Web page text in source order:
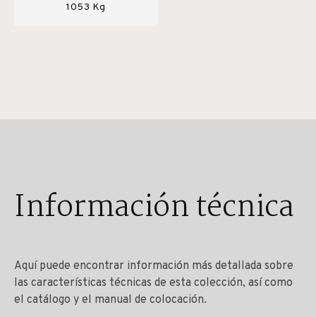
1053 Kg
Información técnica
Aquí puede encontrar información más detallada sobre
las características técnicas de esta colección, así como
el catálogo y el manual de colocación.